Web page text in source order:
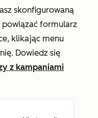
skonfigurowaną
powiązać formularz
klikając menu
Dowiedz się
z kampaniami